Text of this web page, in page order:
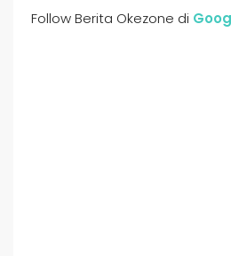
Follow Berita Okezone di